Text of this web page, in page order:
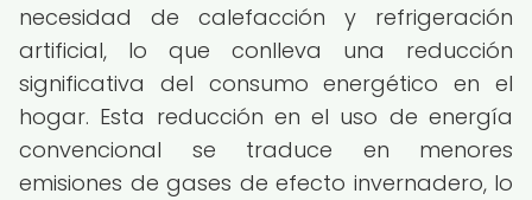
necesidad de calefacción y refrigeración
artificial, lo que conlleva una reducción
significativa del consumo energético en el
hogar. Esta reducción en el uso de energía
convencional se traduce en menores
emisiones de gases de efecto invernadero, lo